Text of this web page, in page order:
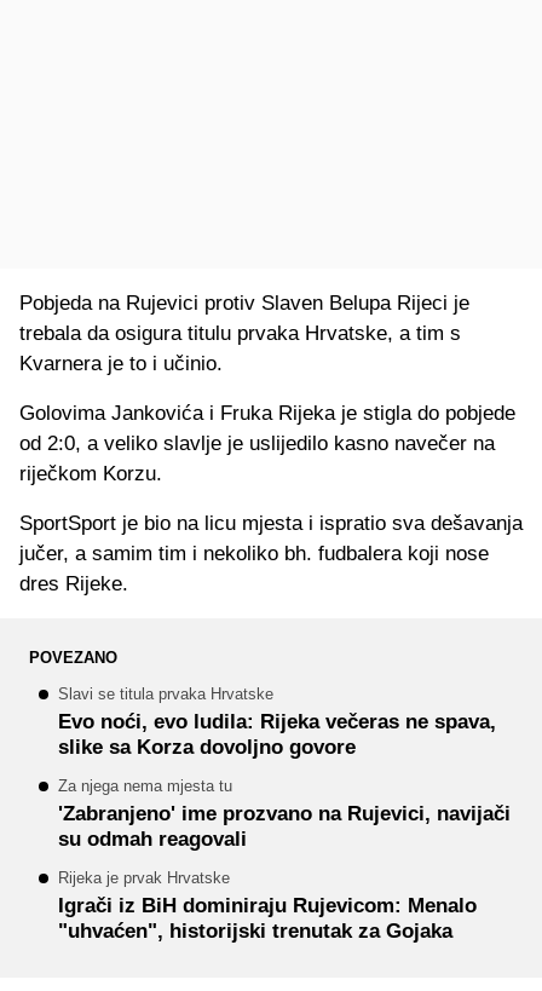
Pobjeda na Rujevici protiv Slaven Belupa Rijeci je
trebala da osigura titulu prvaka Hrvatske, a tim s
Kvarnera je to i učinio.
Golovima Jankovića i Fruka Rijeka je stigla do pobjede
od 2:0, a veliko slavlje je uslijedilo kasno navečer na
riječkom Korzu.
SportSport je bio na licu mjesta i ispratio sva dešavanja
jučer, a samim tim i nekoliko bh. fudbalera koji nose
dres Rijeke.
POVEZANO
Slavi se titula prvaka Hrvatske
Evo noći, evo ludila: Rijeka večeras ne spava,
slike sa Korza dovoljno govore
Za njega nema mjesta tu
'Zabranjeno' ime prozvano na Rujevici, navijači
su odmah reagovali
Rijeka je prvak Hrvatske
Igrači iz BiH dominiraju Rujevicom: Menalo
"uhvaćen", historijski trenutak za Gojaka